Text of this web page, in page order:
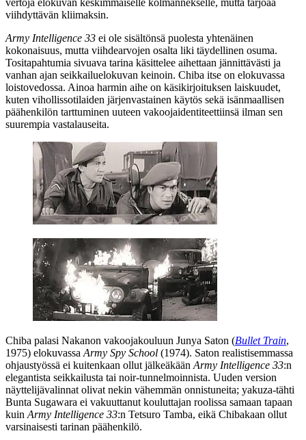
viihdyttävän kliimaksin.
Army Intelligence 33 ei ole sisältönsä puolesta yhtenäinen
kokonaisuus, mutta viihdearvojen osalta liki täydellinen osuma.
Tositapahtumia sivuava tarina käsittelee aihettaan jännittävästi ja
vanhan ajan seikkailuelokuvan keinoin. Chiba itse on elokuvassa
loistovedossa. Ainoa harmin aihe on käsikirjoituksen laiskuudet,
kuten vihollissotilaiden järjenvastainen käytös sekä isänmaallisen
päähenkilön tarttuminen uuteen vakoojaidentiteettiinsä ilman sen
suurempia vastalauseita.
Chiba palasi Nakanon vakoojakouluun Junya Saton (Bullet Train,
1975) elokuvassa Army Spy School (1974). Saton realistisemmassa
ohjaustyössä ei kuitenkaan ollut jälkeäkään Army Intelligence 33:n
elegantista seikkailusta tai noir-tunnelmoinnista. Uuden version
näyttelijävalinnat olivat nekin vähemmän onnistuneita; yakuza-tähti
Bunta Sugawara ei vakuuttanut kouluttajan roolissa samaan tapaan
kuin Army Intelligence 33:n Tetsuro Tamba, eikä Chibakaan ollut
varsinaisesti tarinan päähenkilö.